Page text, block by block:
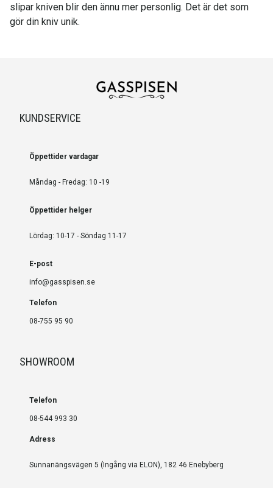
slipar kniven blir den ännu mer personlig. Det är det som
gör din kniv unik.
KUNDSERVICE
Öppettider vardagar
Måndag - Fredag: 10 -19
Öppettider helger
Lördag: 10-17 - Söndag 11-17
E-post
info@gasspisen.se
Telefon
08-755 95 90
SHOWROOM
Telefon
08-544 993 30
Adress
Sunnanängsvägen 5 (Ingång via ELON), 182 46 Enebyberg